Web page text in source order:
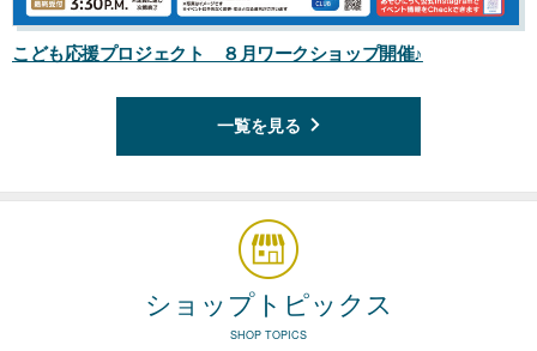
こども応援プロジェクト ８月ワークショップ開催♪
一覧を見る
ショップトピックス
SHOP TOPICS